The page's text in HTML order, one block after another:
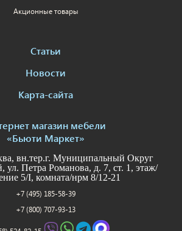
Акционные товары
Статьи
Новости
Карта-сайта
магазин мебели
«Бьюти Маркет»
вн.тер.г. Муниципальный Округ
Петра Романова, д. 7, ст. 1, этаж/
5/I, комната/нрм 8/12-21
+7 (495) 185-58-39
+7 (800) 707-93-13